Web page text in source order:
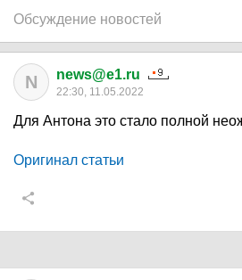
Обсуждение новостей
N news@e1.ru
22:30, 11.05.2022
Для Антона это стало полной
Оригинал статьи